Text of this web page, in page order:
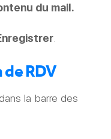
du mail.
RDV
la barre des